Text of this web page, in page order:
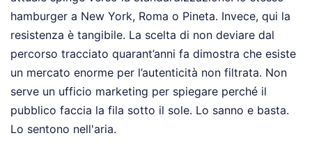
hamburger a New York, Roma o Pineta. Invece, qui la
resistenza è tangibile. La scelta di non deviare dal
percorso tracciato quarant’anni fa dimostra che esiste
un mercato enorme per l’autenticità non filtrata. Non
serve un ufficio marketing per spiegare perché il
pubblico faccia la fila sotto il sole. Lo sanno e basta.
Lo sentono nell'aria.